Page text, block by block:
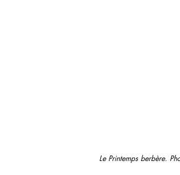
Le Printemps berbère.